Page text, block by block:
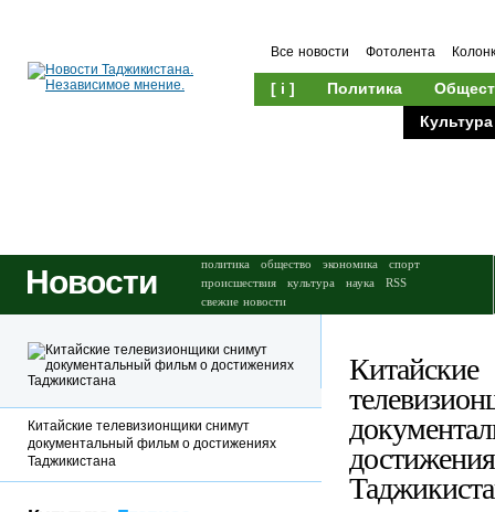
Все новости Фотолента
[ i ] Политика
Культура
Новости политика общество экономика
спорт
происшествия
культура наука
RSS
свежие новости
Китайские
Китайские телевизионщики снимут
документальный фильм о достижениях
Таджикистана